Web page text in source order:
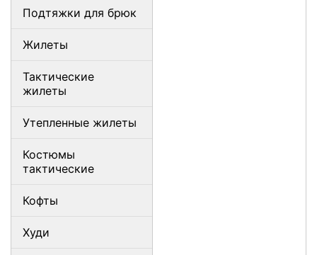
Подтяжки для брюк
Жилеты
Тактические
жилеты
Утепленные жилеты
Костюмы
тактические
Кофты
Худи